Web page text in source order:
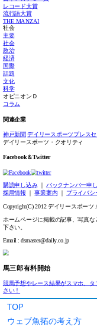
TOP
ウェブ魚拓の考え方